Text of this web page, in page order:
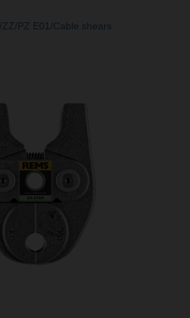
PZ E01/Cable shears